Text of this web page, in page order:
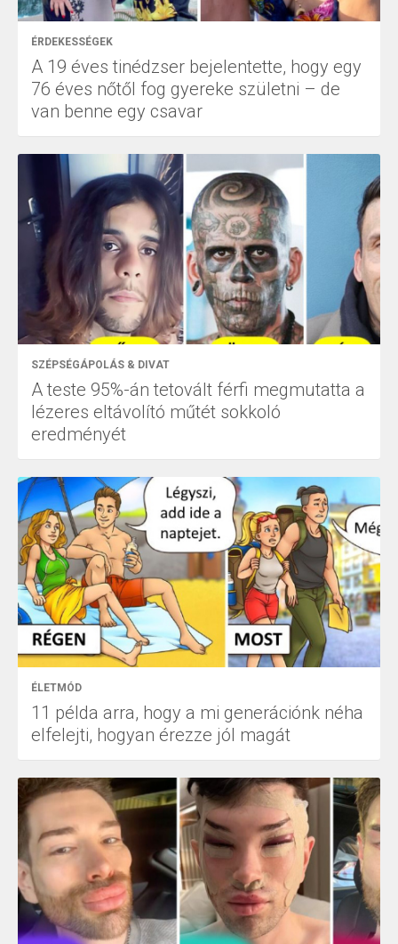
ÉRDEKESSÉGEK
A 19 éves tinédzser bejelentette, hogy egy
76 éves nőtől fog gyereke születni – de
van benne egy csavar
SZÉPSÉGÁPOLÁS & DIVAT
A teste 95%-án tetovált férfi megmutatta a
lézeres eltávolító műtét sokkoló
eredményét
ÉLETMÓD
11 példa arra, hogy a mi generációnk néha
elfelejti, hogyan érezze jól magát